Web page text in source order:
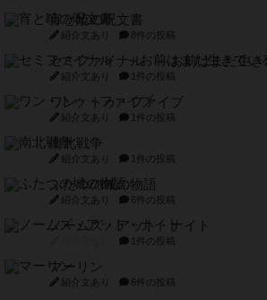
宵と暁の呪文書
紹介文あり 8件の投稿
セミファイナル ～お前はまだ生き
紹介文あり 1件の投稿
ワン・トゥ・ファイブ
紹介文あり 1件の投稿
南北戦争
紹介文あり 1件の投稿
ふたつの城の物語
紹介文あり 6件の投稿
ノームズ・アット・ナイト
1件の投稿
マーリン
紹介文あり 6件の投稿